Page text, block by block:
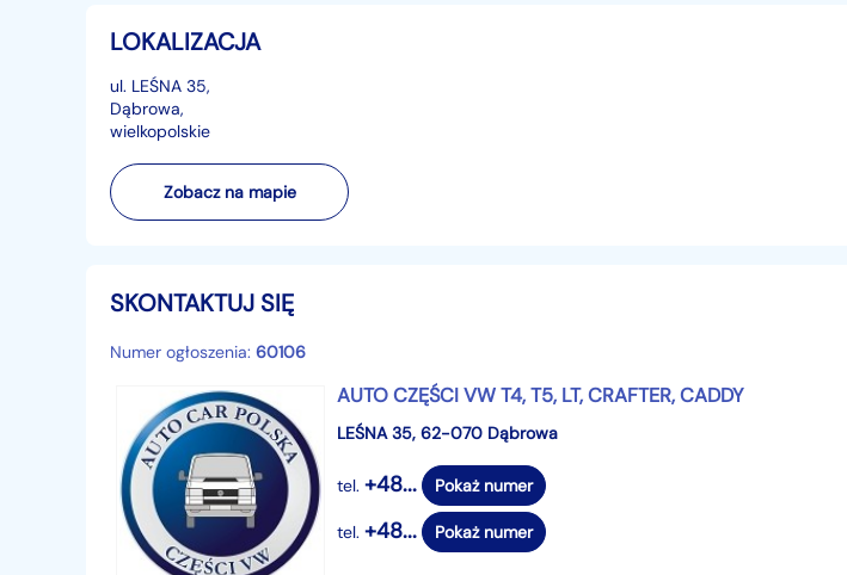
TEL:+48...Pokaż numer
LOKALIZACJA
ul. LEŚNA 35,
Dąbrowa,
wielkopolskie
Zobacz na mapie
SKONTAKTUJ SIĘ
Numer ogłoszenia: 60106
AUTO CZĘŚCI VW T4, T5, LT, CRAFTER, CADDY
LEŚNA 35, 62-070 Dąbrowa
tel. +48... Pokaż numer
tel. +48... Pokaż numer